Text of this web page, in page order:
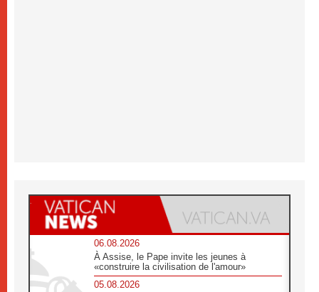
06.08.2026
À Assise, le Pape invite les jeunes à
«construire la civilisation de l'amour»
05.08.2026